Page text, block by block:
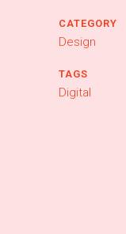
CATEGORY
Design
TAGS
Digital